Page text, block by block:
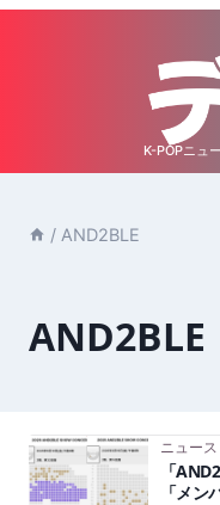
K-POPニュ
/ AND2BLE
AND2BLE
ニュース
「
「メ